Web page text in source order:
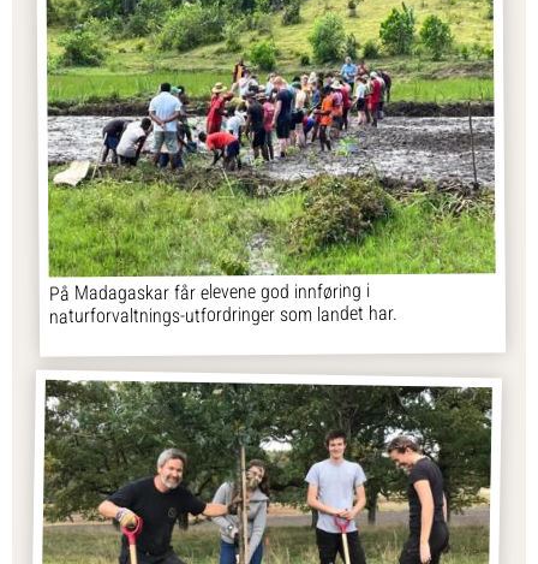
På Madagaskar får elevene god innføring i
naturforvaltnings-utfordringer som landet har.